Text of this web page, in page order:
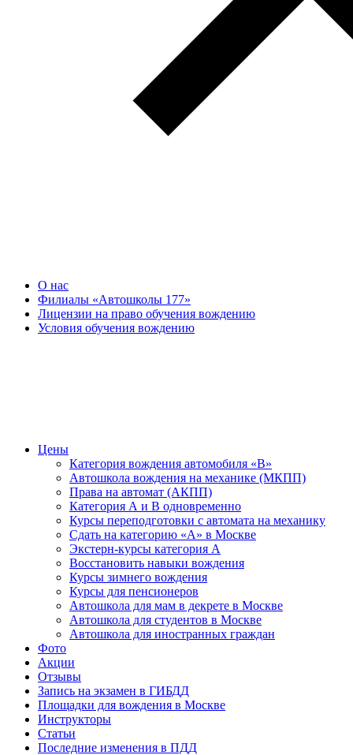
О нас
Филиалы «Автошколы 177»
Лицензии на право обучения вождению
Условия обучения вождению
Цены
Категория вождения автомобиля «В»
Автошкола вождения на механике (МКПП)
Права на автомат (АКПП)
Категория А и В одновременно
Курсы переподготовки с автомата на механику
Сдать на категорию «А» в Москве
Экстерн-курсы категория А
Восстановить навыки вождения
Курсы зимнего вождения
Курсы для пенсионеров
Автошкола для мам в декрете в Москве
Автошкола для студентов в Москве
Автошкола для иностранных граждан
Фото
Акции
Отзывы
Запись на экзамен в ГИБДД
Площадки для вождения в Москве
Инструкторы
Статьи
Последние изменения в ПДД